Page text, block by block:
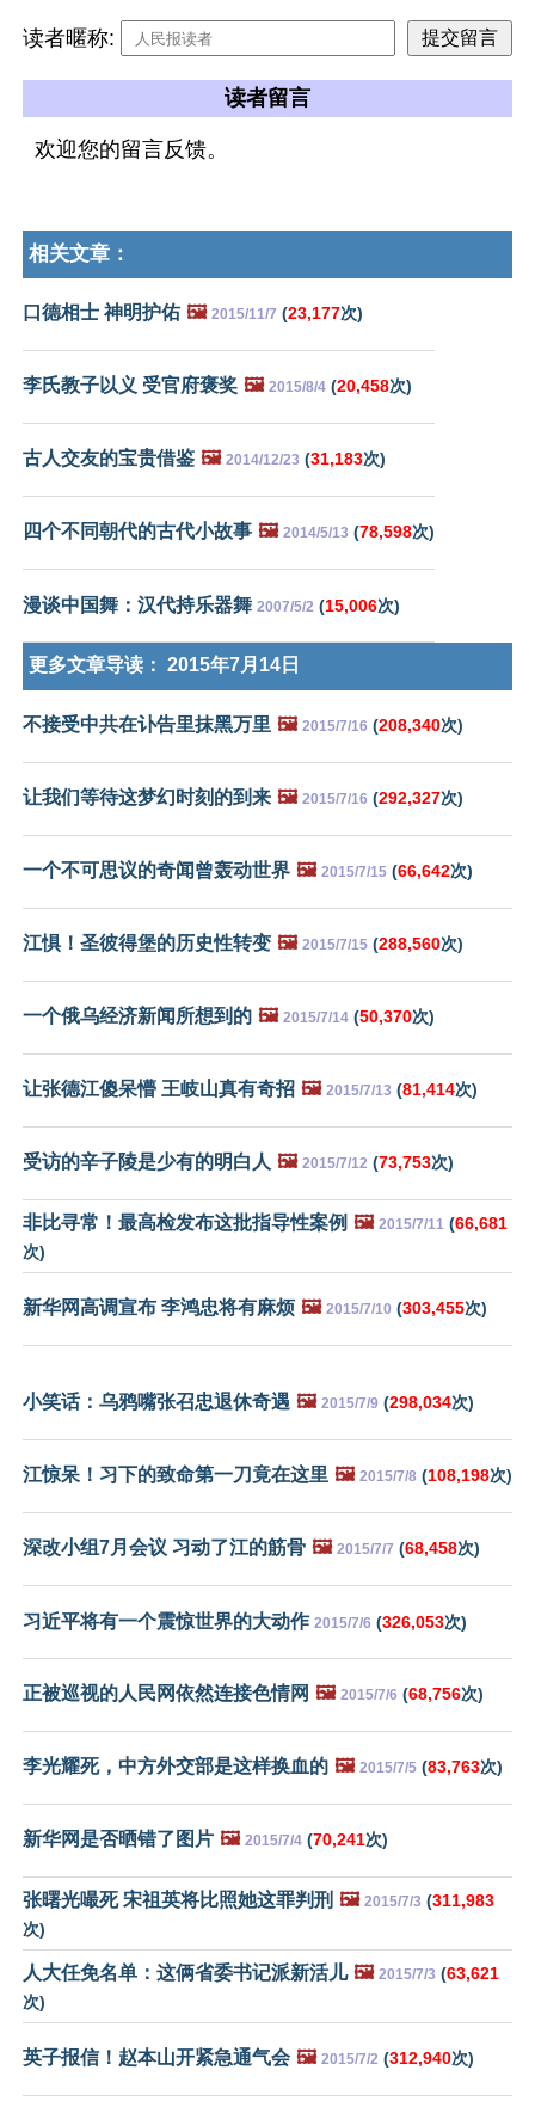
读者暱称:
读者留言
欢迎您的留言反馈。
相关文章：
口德相士 神明护佑 🖼️ 2015/11/7 (23,177次)
李氏教子以义 受官府褒奖 🖼️ 2015/8/4 (20,458次)
古人交友的宝贵借鉴 🖼️ 2014/12/23 (31,183次)
四个不同朝代的古代小故事 🖼️ 2014/5/13 (78,598次)
漫谈中国舞：汉代持乐器舞 2007/5/2 (15,006次)
更多文章导读： 2015年7月14日
不接受中共在讣告里抹黑万里 🖼️ 2015/7/16 (208,340次)
让我们等待这梦幻时刻的到来 🖼️ 2015/7/16 (292,327次)
一个不可思议的奇闻曾轰动世界 🖼️ 2015/7/15 (66,642次)
江惧！圣彼得堡的历史性转变 🖼️ 2015/7/15 (288,560次)
一个俄乌经济新闻所想到的 🖼️ 2015/7/14 (50,370次)
让张德江傻呆懵 王岐山真有奇招 🖼️ 2015/7/13 (81,414次)
受访的辛子陵是少有的明白人 🖼️ 2015/7/12 (73,753次)
非比寻常！最高检发布这批指导性案例 🖼️ 2015/7/11 (66,681
次)
新华网高调宣布 李鸿忠将有麻烦 🖼️ 2015/7/10 (303,455次)
小笑话：乌鸦嘴张召忠退休奇遇 🖼️ 2015/7/9 (298,034次)
江惊呆！习下的致命第一刀竟在这里 🖼️ 2015/7/8 (108,198次)
深改小组7月会议 习动了江的筋骨 🖼️ 2015/7/7 (68,458次)
习近平将有一个震惊世界的大动作 2015/7/6 (326,053次)
正被巡视的人民网依然连接色情网 🖼️ 2015/7/6 (68,756次)
李光耀死，中方外交部是这样换血的 🖼️ 2015/7/5 (83,763次)
新华网是否晒错了图片 🖼️ 2015/7/4 (70,241次)
张曙光嘬死 宋祖英将比照她这罪判刑 🖼️ 2015/7/3 (311,983
次)
人大任免名单：这俩省委书记派新活儿 🖼️ 2015/7/3 (63,621
次)
英子报信！赵本山开紧急通气会 🖼️ 2015/7/2 (312,940次)